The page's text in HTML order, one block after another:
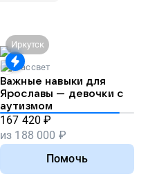
Иркутск
Рассвет
Важные навыки для
Ярославы — девочки с
аутизмом
167 420 ₽
из 188 000 ₽
Помочь